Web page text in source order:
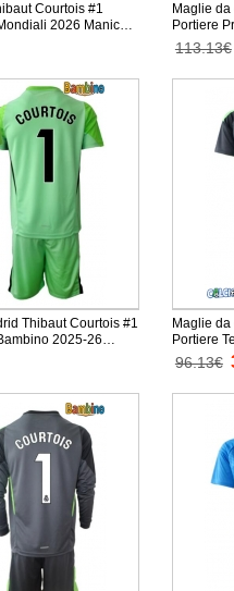
Courtois #1
2026 Manica
Maglie
Portiere
Lunga
113.13€
Thibaut Courtois #1
2025-26
Maglie
Portiere
Corta +
96.13€